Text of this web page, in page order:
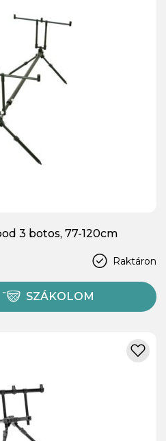
3 botos, 77-120cm
Raktáron
SZÁKOLOM